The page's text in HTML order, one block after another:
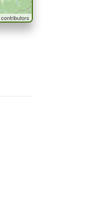
contributors